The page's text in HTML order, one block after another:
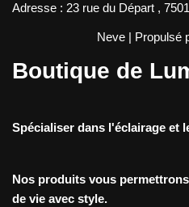
Adresse : 23 rue du Départ ,
Neve | Propulsé
Boutique de
Spécialiser dans l'éclairage et
Nos produits vous
de vie avec style.